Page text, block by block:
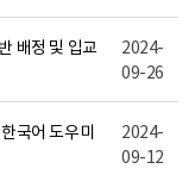
배정 및 입교
2024-
09-26
국어 도우미
2024-
09-12